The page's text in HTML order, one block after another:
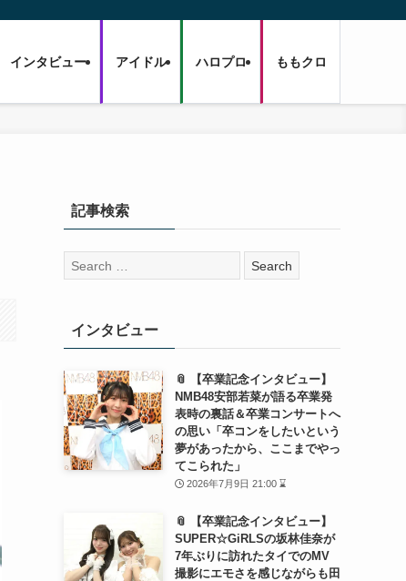
インタビュー アイドル ハロプロ ももクロ
記事検索
検
索:
インタビュー
📎 【卒業記念インタビュー】
NMB48安部若菜が語る卒業発
表時の裏話＆卒業コンサートへ
の思い「卒コンをしたいという
夢があったから、ここまでやっ
てこられた」
2026年7月9日 21:00 ⌛
📎 【卒業記念インタビュー】
SUPER☆GiRLSの坂林佳奈が
7年ぶりに訪れたタイでのMV
撮影にエモさを感じながらも田